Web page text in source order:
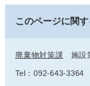
このページに関
廃棄物対策課 施設
Tel：092-643-3364